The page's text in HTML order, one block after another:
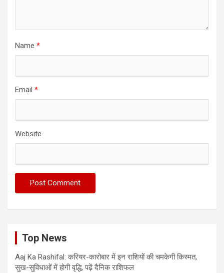
Name *
Email *
Website
Top News
Aaj Ka Rashifal: करियर-कारोबार में इन राशियों की चमकेगी किस्मत,
सुख-सुविधाओं में होगी वृद्धि, पढ़ें दैनिक राशिफल